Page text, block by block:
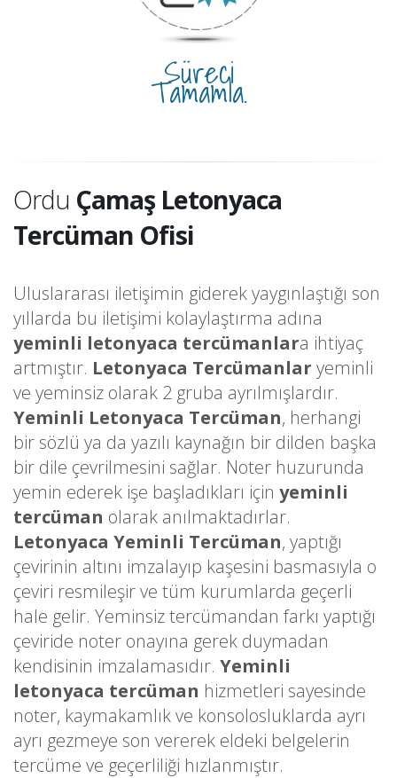
Süreci
Tamamla.
Ordu Çamaş Letonyaca
Tercüman Ofisi
Uluslararası iletişimin giderek yaygınlaştığı son
yıllarda bu iletişimi kolaylaştırma adına
yeminli letonyaca tercümanlara ihtiyaç
artmıştır. Letonyaca Tercümanlar yeminli
ve yeminsiz olarak 2 gruba ayrılmışlardır.
Yeminli Letonyaca Tercüman, herhangi
bir sözlü ya da yazılı kaynağın bir dilden başka
bir dile çevrilmesini sağlar. Noter huzurunda
yemin ederek işe başladıkları için yeminli
tercüman olarak anılmaktadırlar.
Letonyaca Yeminli Tercüman, yaptığı
çevirinin altını imzalayıp kaşesini basmasıyla o
çeviri resmileşir ve tüm kurumlarda geçerli
hale gelir. Yeminsiz tercümandan farkı yaptığı
çeviride noter onayına gerek duymadan
kendisinin imzalamasıdır. Yeminli
letonyaca tercüman hizmetleri sayesinde
noter, kaymakamlık ve konsolosluklarda ayrı
ayrı gezmeye son vererek eldeki belgelerin
tercüme ve geçerliliği hızlanmıştır.